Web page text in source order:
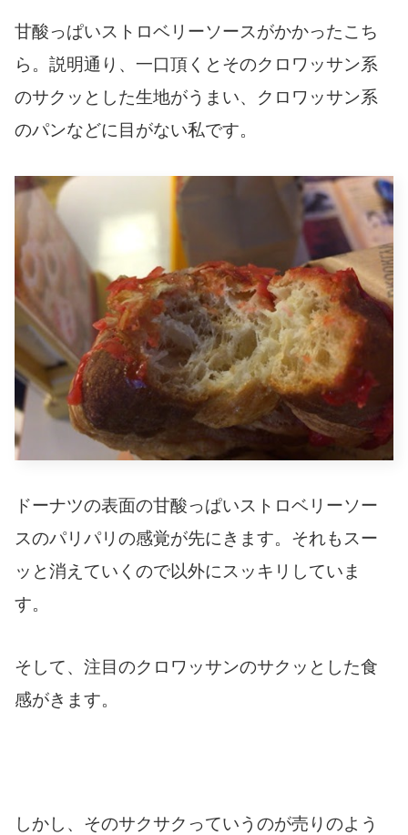
甘酸っぱいストロベリーソースがかかったこち
ら。説明通り、一口頂くとそのクロワッサン系
のサクッとした生地がうまい、クロワッサン系
のパンなどに目がない私です。
ドーナツの表面の甘酸っぱいストロベリーソー
スのパリパリの感覚が先にきます。それもスー
ッと消えていくので以外にスッキリしていま
す。
そして、注目のクロワッサンのサクッとした食
感がきます。
しかし、そのサクサクっていうのが売りのよう